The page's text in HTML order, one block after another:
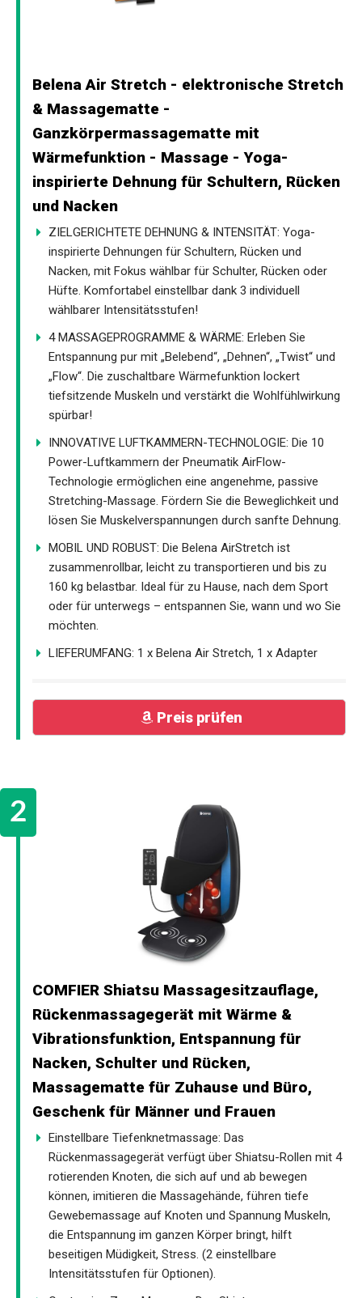
Belena Air Stretch - elektronische Stretch
& Massagematte -
Ganzkörpermassagematte mit
Wärmefunktion - Massage - Yoga-
inspirierte Dehnung für Schultern, Rücken
und Nacken
ZIELGERICHTETE DEHNUNG & INTENSITÄT: Yoga-
inspirierte Dehnungen für Schultern, Rücken und
Nacken, mit Fokus wählbar für Schulter, Rücken oder
Hüfte. Komfortabel einstellbar dank 3 individuell
wählbarer Intensitätsstufen!
4 MASSAGEPROGRAMME & WÄRME: Erleben Sie
Entspannung pur mit „Belebend“, „Dehnen“, „Twist“ und
„Flow“. Die zuschaltbare Wärmefunktion lockert
tiefsitzende Muskeln und verstärkt die Wohlfühlwirkung
spürbar!
INNOVATIVE LUFTKAMMERN-TECHNOLOGIE: Die 10
Power-Luftkammern der Pneumatik AirFlow-
Technologie ermöglichen eine angenehme, passive
Stretching-Massage. Fördern Sie die Beweglichkeit und
lösen Sie Muskelverspannungen durch sanfte Dehnung.
MOBIL UND ROBUST: Die Belena AirStretch ist
zusammenrollbar, leicht zu transportieren und bis zu
160 kg belastbar. Ideal für zu Hause, nach dem Sport
oder für unterwegs – entspannen Sie, wann und wo Sie
möchten.
LIEFERUMFANG: 1 x Belena Air Stretch, 1 x Adapter
Preis prüfen
COMFIER Shiatsu Massagesitzauflage,
Rückenmassagegerät mit Wärme &
Vibrationsfunktion, Entspannung für
Nacken, Schulter und Rücken,
Massagematte für Zuhause und Büro,
Geschenk für Männer und Frauen
Einstellbare Tiefenknetmassage: Das
Rückenmassagegerät verfügt über Shiatsu-Rollen mit 4
rotierenden Knoten, die sich auf und ab bewegen
können, imitieren die Massagehände, führen tiefe
Gewebemassage auf Knoten und Spannung Muskeln,
die Entspannung im ganzen Körper bringt, hilft
beseitigen Müdigkeit, Stress. (2 einstellbare
Intensitätsstufen für Optionen).